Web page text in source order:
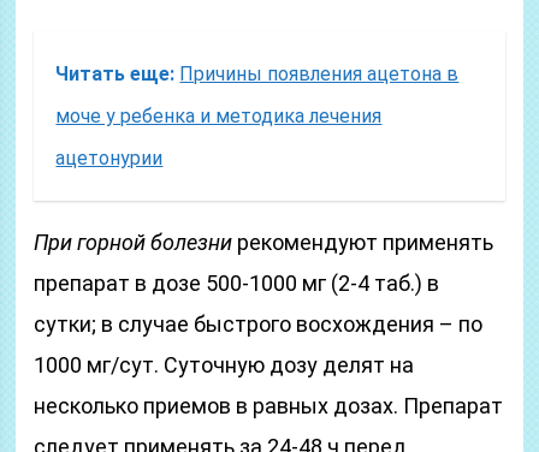
Читать еще: Причины появления ацетона в
моче у ребенка и методика лечения
ацетонурии
При горной болезни рекомендуют применять
препарат в дозе 500-1000 мг (2-4 таб.) в
сутки; в случае быстрого восхождения – по
1000 мг/сут. Суточную дозу делят на
несколько приемов в равных дозах. Препарат
следует применять за 24-48 ч перед